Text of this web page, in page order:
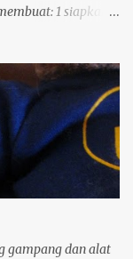
1 siapkan
5. kukus
gampang dan alat